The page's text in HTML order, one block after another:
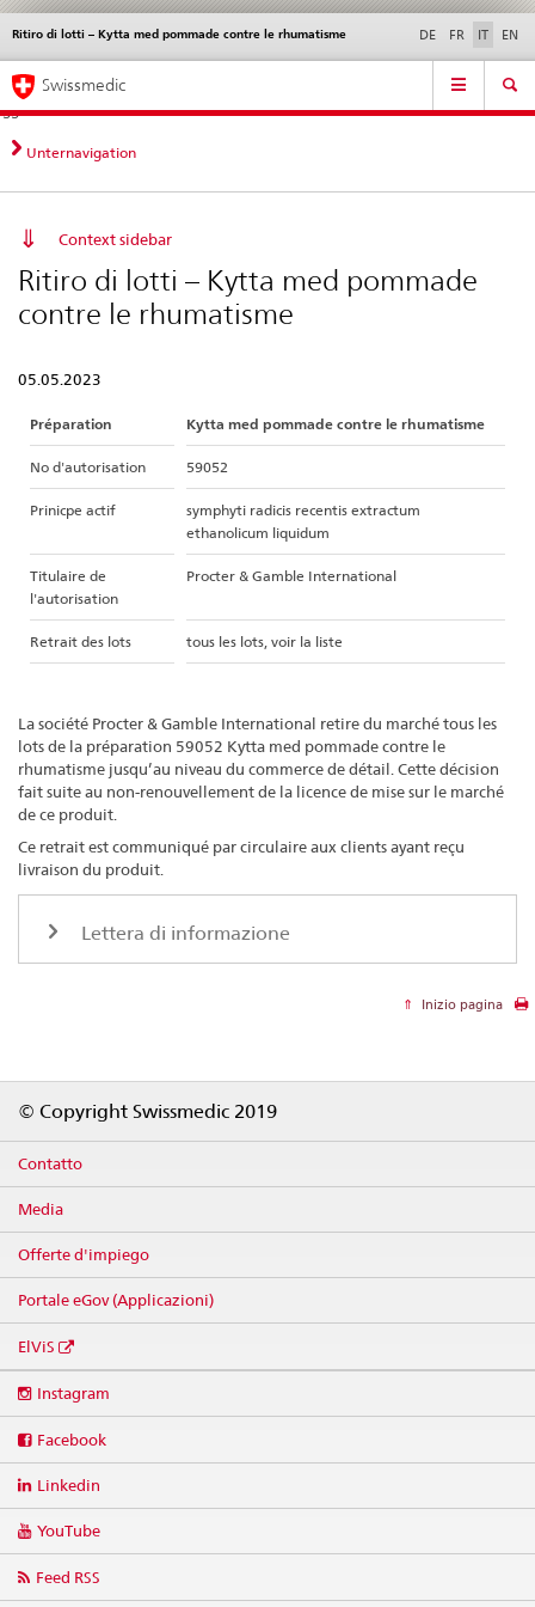
Navigazione
diretta:
novità,
aspetti
contatto
Novità &
norme
Contatto | Supporto &
aiuto
Ritiro di lotti – Kytta med pommade contre le rhumatisme DE FR IT EN
Service
Navigation
Swissmedic
Unternavigation
Context sidebar
Ritiro di lotti – Kytta med pommade
contre le rhumatisme
05.05.2023
Préparation Kytta med pommade contre le rhumatisme
No d'autorisation 59052
Prinicpe actif
symphyti radicis recentis extractum
ethanolicum liquidum
Titulaire de
l'autorisation
Procter & Gamble International
Retrait des lots tous les lots, voir la liste
La société Procter & Gamble International retire du marché tous les
lots de la préparation 59052 Kytta med pommade contre le
rhumatisme jusqu’au niveau du commerce de détail. Cette décision
fait suite au non-renouvellement de la licence de mise sur le marché
de ce produit.
Ce retrait est communiqué par circulaire aux clients ayant reçu
livraison du produit.
Lettera di informazione
Inizio pagina
© Copyright Swissmedic 2019
Contatto
Media
Offerte d'impiego
Portale eGov (Applicazioni)
ElViS
media
Instagram
Facebook
Linkedin
YouTube
Feed RSS